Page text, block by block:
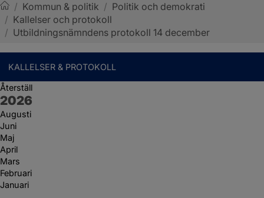
Sotenäs kommun
/ Kommun & politik / Politik och demokrati
/ Kallelser och protokoll
/ Utbildningsnämndens protokoll 14 december
KALLELSER & PROTOKOLL
Återställ
År:
2026
Augusti
Juni
Maj
April
Mars
Februari
Januari